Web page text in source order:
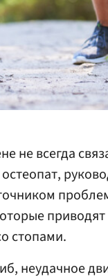
не всегда
остеопат,
приводят
стопами.
неудачное